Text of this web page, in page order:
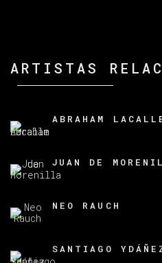
ARTISTAS
ABRAHAM
JUAN DE
NEO RAUCH
SANTIAGO